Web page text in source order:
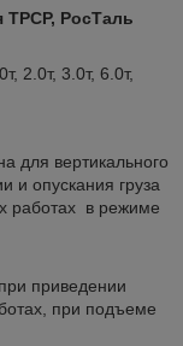
ТРСР, РосТаль
2.0т, 3.0т, 6.0т,
для вертикального
и опускания груза
работах в режиме
приведении
при подъеме